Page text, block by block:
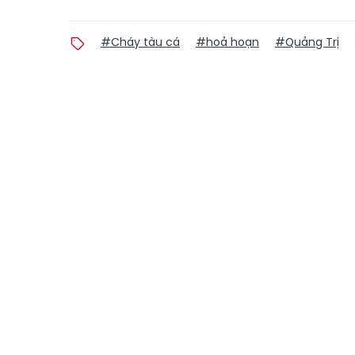
#Cháy tàu cá #hoả hoạn #Quảng Trị